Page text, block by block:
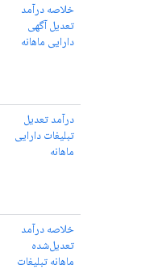
خلاصه درآمد
تعدیل آگهی
دارایی ماهانه
درآمد تعدیل
تبلیغات دارایی
ماهانه
خلاصه درآمد
تعدیل‌شده
ماهانه تبلیغات